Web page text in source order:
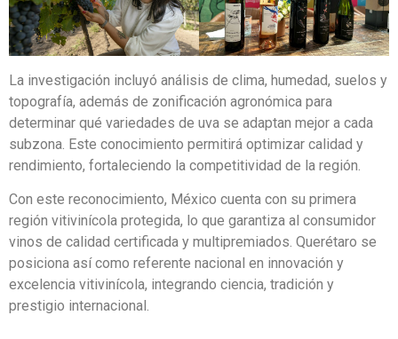
La investigación incluyó análisis de clima, humedad, suelos y
topografía, además de zonificación agronómica para
determinar qué variedades de uva se adaptan mejor a cada
subzona. Este conocimiento permitirá optimizar calidad y
rendimiento, fortaleciendo la competitividad de la región.
Con este reconocimiento, México cuenta con su primera
región vitivinícola protegida, lo que garantiza al consumidor
vinos de calidad certificada y multipremiados. Querétaro se
posiciona así como referente nacional en innovación y
excelencia vitivinícola, integrando ciencia, tradición y
prestigio internacional.